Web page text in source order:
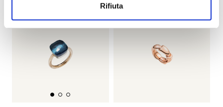
Rifiuta